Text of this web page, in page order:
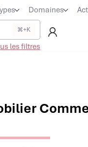
Domaines
⌘+K
les filtres